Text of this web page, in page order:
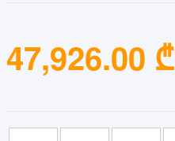
47,926.00 ₾